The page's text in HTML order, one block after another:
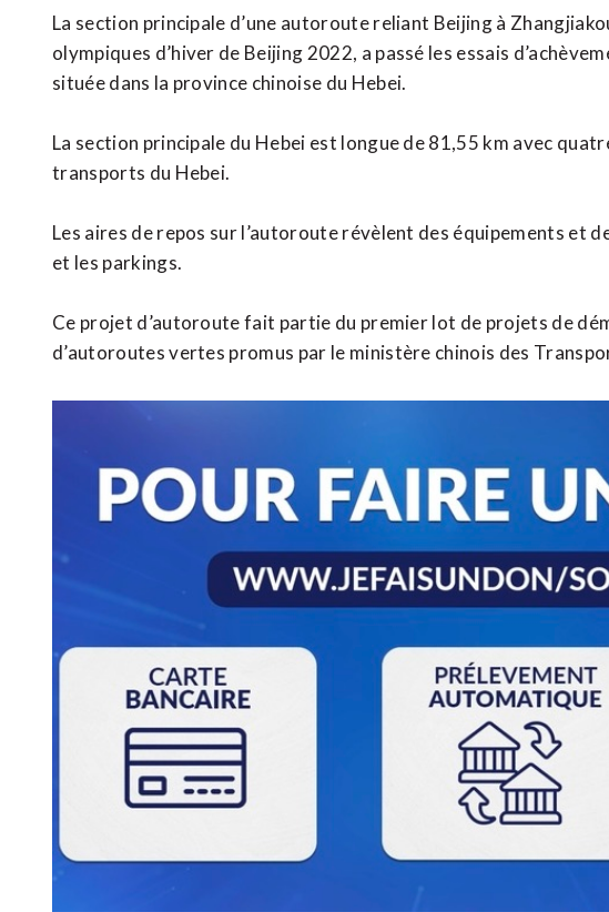
La section principale d’une autoroute reliant Beijing à
olympiques d’hiver de Beijing 2022, a passé les essais
située dans la province chinoise du Hebei.
La section principale du Hebei est longue de 81,55 km avec
transports du Hebei.
Les aires de repos sur l’autoroute révèlent des équipements et
et les parkings.
Ce projet d’autoroute fait partie du premier lot de projets de
d’autoroutes vertes promus par le ministère chinois des